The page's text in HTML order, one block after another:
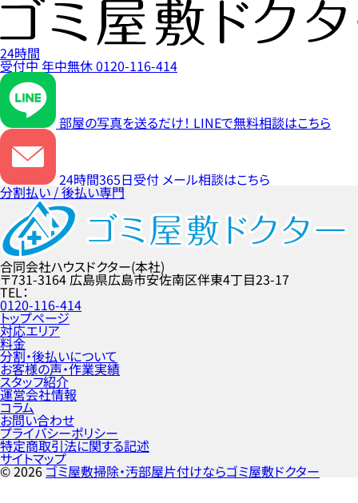
24時間
受付中年中無休0120-116-414
部屋の写真を送るだけ！ LINEで無料相談はこちら
24時間365日受付 メール相談はこちら
分割払い / 後払い専門
合同会社ハウスドクター(本社)
〒731-3164 広島県広島市安佐南区伴東4丁目23-17
TEL
0120-116-414
トップページ
対応エリア
料金
分割・後払いについて
お客様の声・作業実績
スタッフ紹介
運営会社情報
コラム
お問い合わせ
プライバシーポリシー
特定商取引法に関する記述
サイトマップ
©2026ゴミ屋敷掃除・汚部屋片付けならゴミ屋敷ドクター